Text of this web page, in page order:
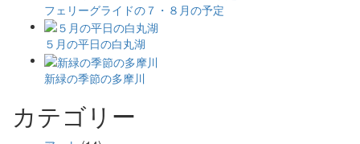
フェリーグライドの７・８月の予定
５月の平日の白丸湖
新緑の季節の多摩川
カテゴリー